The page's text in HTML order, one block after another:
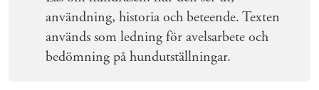
användning, historia och beteende. Texten
används som ledning för avelsarbete och
bedömning på hundutställningar.